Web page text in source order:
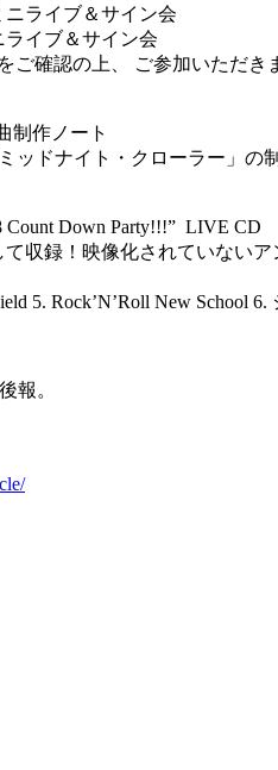
ライブ＆サイン会
イブ＆サイン会
確認の上、 ご参加いただき
制作ノート
ッドナイト・クローラー」
Count Down Party!!!” LIVE CD
録！映像化されていないア
5. Rock’N’Roll New School
報。